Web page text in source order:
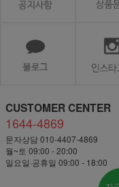
CUSTOMER CENTER
1644-4869
문자상담 010-4407-4869
월~토 09:00 - 20:00
일요일·공휴일 09:00 - 18:00